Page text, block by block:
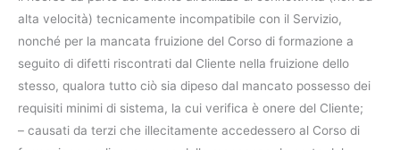
alta velocità) tecnicamente incompatibile con il Servizio,
nonché per la mancata fruizione del Corso di formazione a
seguito di difetti riscontrati dal Cliente nella fruizione dello
stesso, qualora tutto ciò sia dipeso dal mancato possesso dei
requisiti minimi di sistema, la cui verifica è onere del Cliente;
– causati da terzi che illecitamente accedessero al Corso di